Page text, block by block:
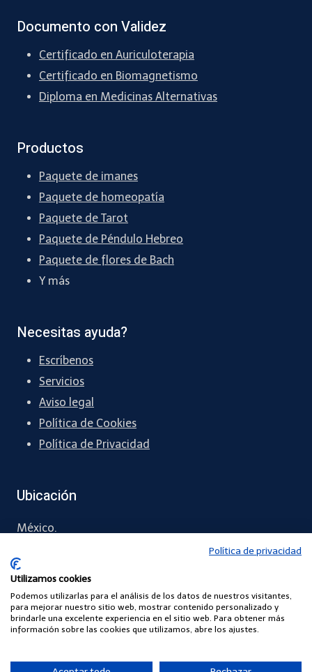
Documento con Validez
Certificado en Auriculoterapia
Certificado en Biomagnetismo
Diploma en Medicinas Alternativas
Productos
Paquete de imanes
Paquete de homeopatía
Paquete de Tarot
Paquete de Péndulo Hebreo
Paquete de flores de Bach
Y más
Necesitas ayuda?
Escríbenos
Servicios
Aviso legal
Política de Cookies
Política de Privacidad
Ubicación
México.
55 5461 1288
contacto@chapingreen.com
© 2026 Power By CHAPINGREEN
Política de privacidad
Utilizamos cookies
Podemos utilizarlas para el análisis de los datos de nuestros visitantes,
para mejorar nuestro sitio web, mostrar contenido personalizado y
brindarle una excelente experiencia en el sitio web. Para obtener más
información sobre las cookies que utilizamos, abre los ajustes.